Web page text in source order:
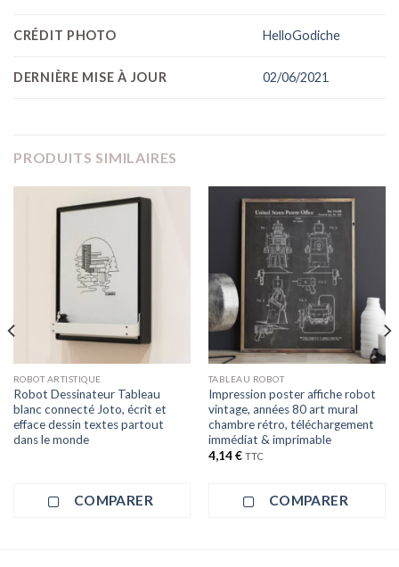
CRÉDIT PHOTO HelloGodiche
DERNIÈRE MISE À JOUR 02/06/2021
PRODUITS SIMILAIRES
ROBOT ARTISTIQUE
Robot Dessinateur Tableau
blanc connecté Joto, écrit et
efface dessin textes partout
dans le monde
COMPARER
TABLEAU ROBOT
Impression poster affiche robot
vintage, années 80 art mural
chambre rétro, téléchargement
immédiat & imprimable
4,14€ TTC
COMPARER